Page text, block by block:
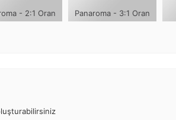
- 2:1 Oran Panaroma - 3:1 Oran